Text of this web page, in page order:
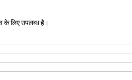
के लिए उपलब्ध है।